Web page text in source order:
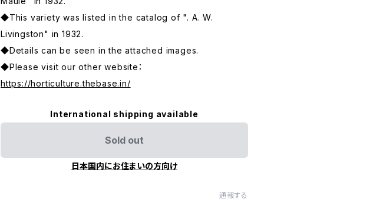
◆This variety was listed in the catalog of ". A. W.
Livingston" in 1932.
◆Details can be seen in the attached images.
◆Please visit our other website：
https://horticulture.thebase.in/
International shipping available
Sold out
日本国内にお住まいの方向け
通報する